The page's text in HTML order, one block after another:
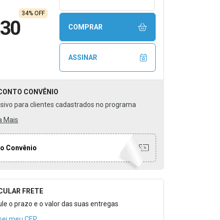
34% OFF
COMPRAR
ASSINAR
CONVÊNIO
para clientes cadastrados no programa
Mais
Convênio
para Calcular o Frete
FRETE
o prazo e o valor das suas entregas